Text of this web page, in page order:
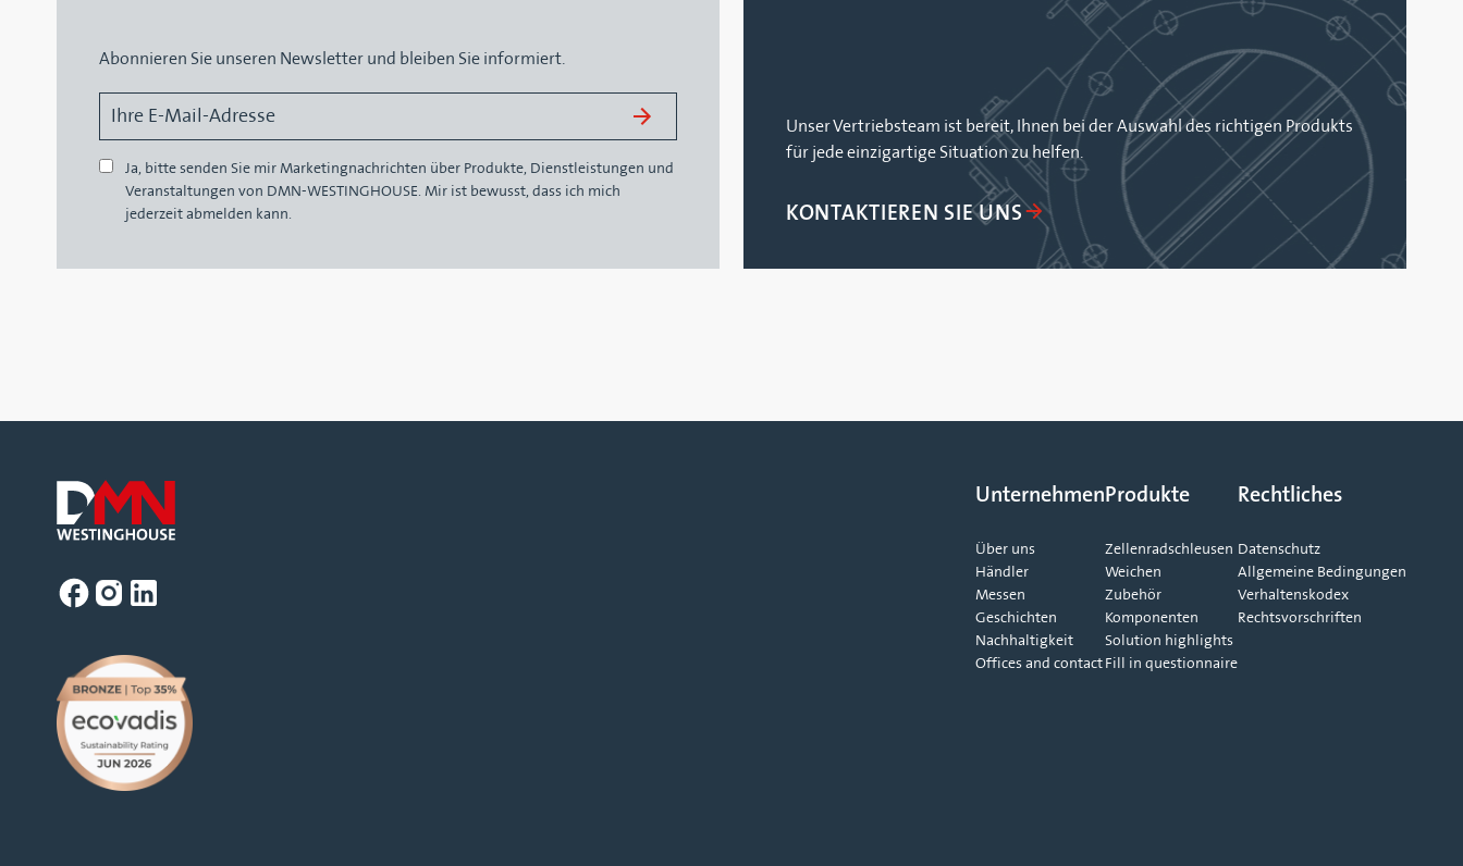
Abonnieren Sie unseren Newsletter und bleiben Sie informiert.
Ja, bitte senden Sie mir Marketingnachrichten über Produkte, Dienstleistungen und
Veranstaltungen von DMN-WESTINGHOUSE. Mir ist bewusst, dass ich mich
jederzeit abmelden kann.
Unser Vertriebsteam ist bereit, Ihnen bei der Auswahl des richtigen Produkts
für jede einzigartige Situation zu helfen.
KONTAKTIEREN SIE UNS
Unternehmen
Über uns
Händler
Messen
Geschichten
Nachhaltigkeit
Offices and contact
Produkte
Zellenradschleusen
Weichen
Zubehör
Komponenten
Solution highlights
Fill in questionnaire
Rechtliches
Datenschutz
Allgemeine Bedingungen
Verhaltenskodex
Rechtsvorschriften